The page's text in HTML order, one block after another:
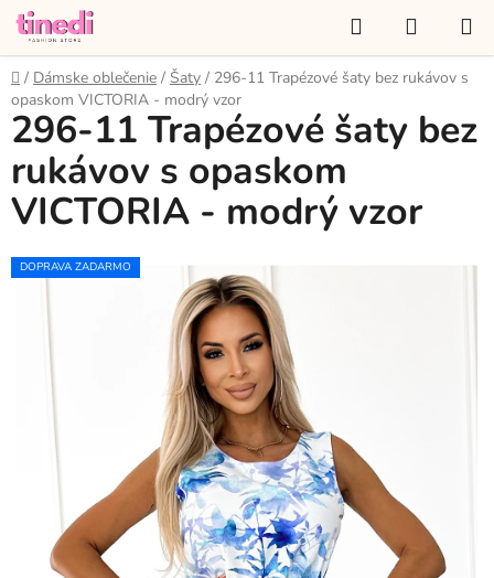
Prejsť
obsah
Hľadať
KOŠÍK
Domov
/ Dámske oblečenie / Šaty / 296-11 Trapézové šaty bez rukávov s
opaskom VICTORIA - modrý vzor
296-11 Trapézové šaty bez
rukávov s opaskom
VICTORIA - modrý vzor
DOPRAVA ZADARMO